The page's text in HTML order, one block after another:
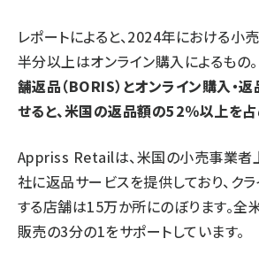
レポートによると、2024年における小
半分以上はオンライン購入によるもの。
舗返品（BORIS）とオンライン購入・
せると、米国の返品額の52％以上を
Appriss Retailは、米国の小売事業者
社に返品サービスを提供しており、ク
する店舗は15万か所にのぼります。全
販売の3分の1をサポートしています。